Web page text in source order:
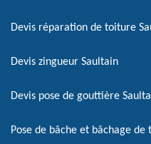
Devis réparation de toiture
Devis zingueur Saultain
Devis pose de gouttière
Pose de bâche et bâchage